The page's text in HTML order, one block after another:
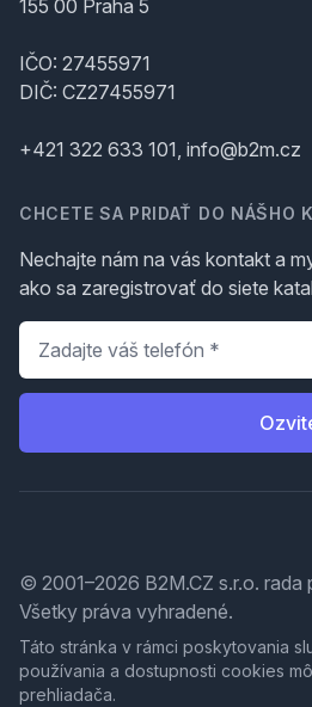
155 00 Praha 5
IČO: 27455971
DIČ: CZ27455971
+421 322 633 101, info@b2m.cz
CHCETE SA PRIDAŤ DO NÁŠHO
Nechajte nám na vás kontakt a
ako sa zaregistrovať do siete
Telefón
© 2001–2026 B2M.CZ s.r.o. rada
Všetky práva vyhradené.
Táto stránka v rámci poskytovania
používania a dostupnosti cookies
prehliadača.